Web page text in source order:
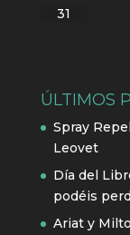
31
ÚLTIMOS
Spray
Leovet
Día del
podéis
Ariat y